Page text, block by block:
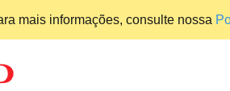
mais informações, consulte nossa